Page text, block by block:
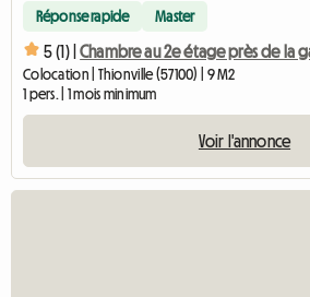
Réponse rapide Master
5 (1) |
Colocation | Thionville (57100) | 9 M2
1 pers. | 1 mois minimum
Voir l'annonce